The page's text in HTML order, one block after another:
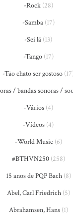
-Rock(28)
-Samba(17)
-Sei lá (13)
-Tango(17)
-Tão chato ser gostoso
/ bandas sonoras /
-Vários(4)
-Vídeos (4)
-World Music (6)
#BTHVN250(258)
15 anos de PQP Bach(8)
Abel, Carl Friedrich(5)
Abrahamsen, Hans(1)